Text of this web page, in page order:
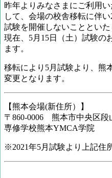
昨年よりみなさまにご利用
して、会場の校舎移転に伴
試験を開催しないことといた
現在、5月15日（土）試験の
ます。
移転により5月試験より、熊
変更となります。
【熊本会場(新住所）】
〒860-0006 熊本市中央区段
専修学校熊本YMCA学院
※2021年5月試験より上記住